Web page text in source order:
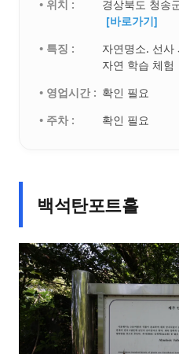
• 위치 :
경상북도 청송
[바로가기]
• 특징 :
자연명소. 선사
자연 학습 체험
• 영업시간 : 확인 필요
• 주차 :
확인 필요
백석탄포트홀